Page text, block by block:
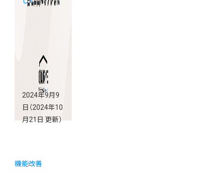
2024年9月9
日 （2024年10
月21日 更新）
機能改善